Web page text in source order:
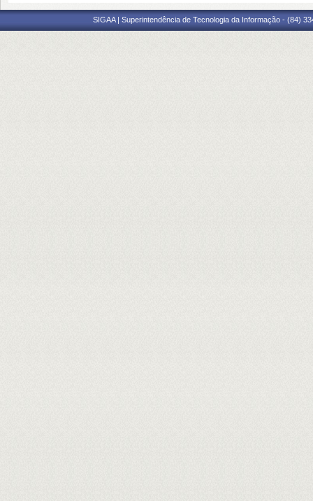
SIGAA | Superintendência de Tecnologia da Informação - (84)